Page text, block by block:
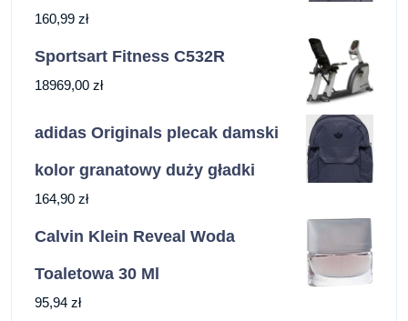
160,99 zł
Sportsart Fitness C532R
18969,00 zł
adidas Originals plecak damski
kolor granatowy duży gładki
164,90 zł
Calvin Klein Reveal Woda
Toaletowa 30 Ml
95,94 zł